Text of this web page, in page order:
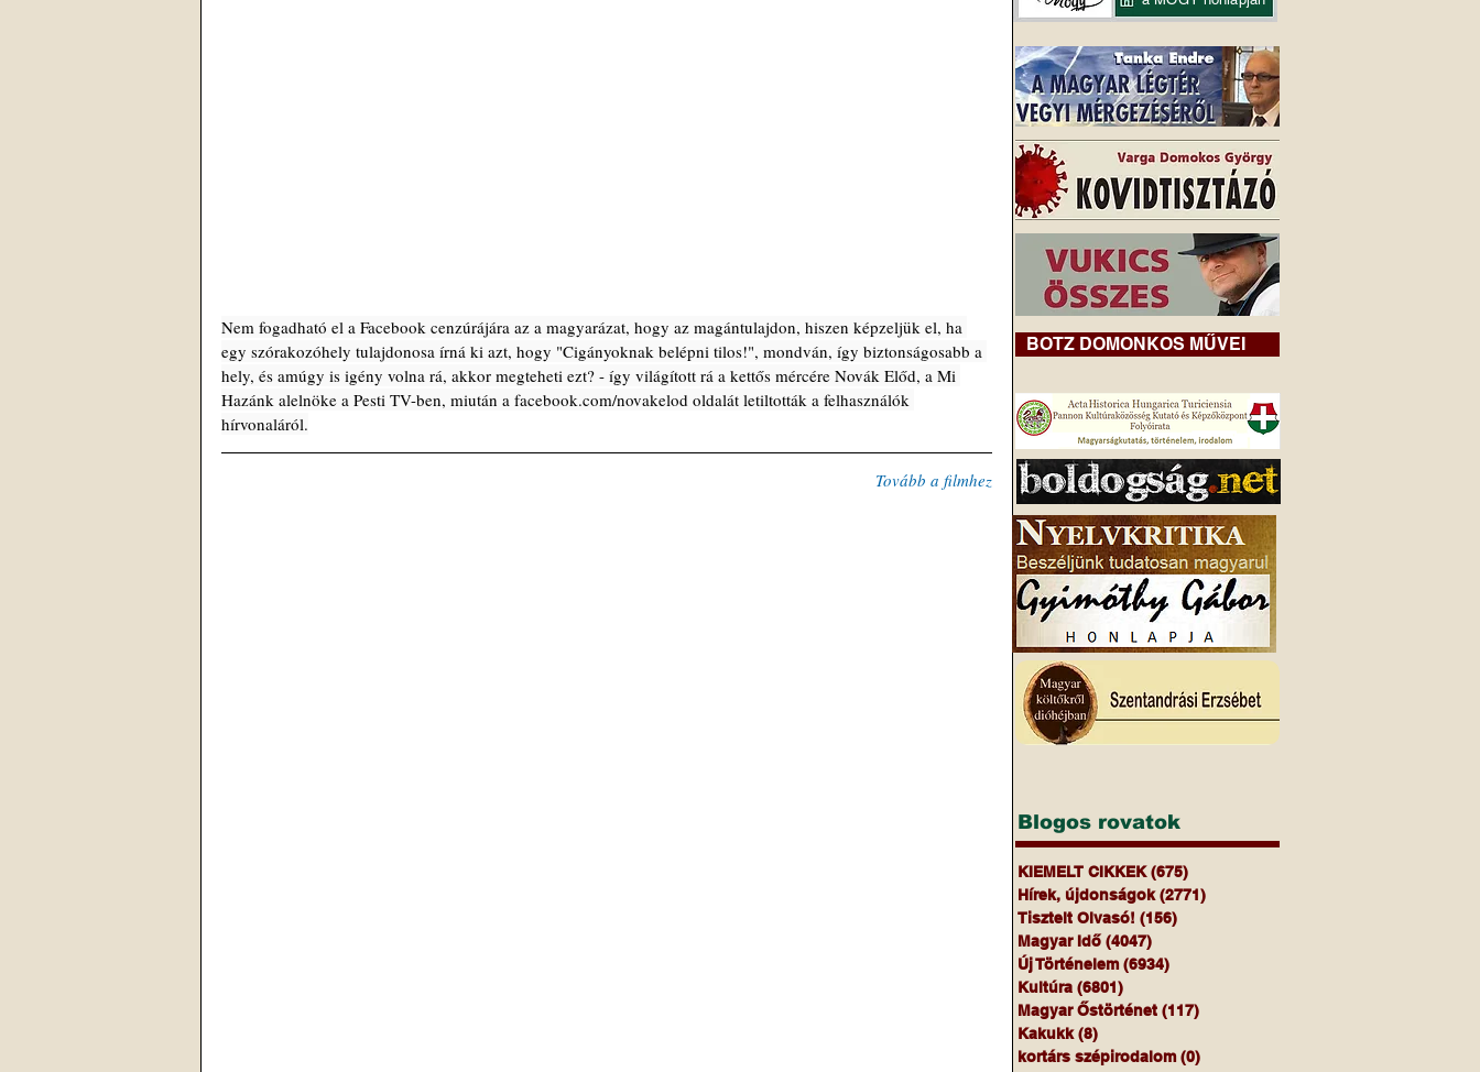
Nem fogadható el a Facebook cenzúrájára az a magyarázat, hogy az magántulajdon, hiszen képzeljük el, ha
egy szórakozóhely tulajdonosa írná ki azt, hogy "Cigányoknak belépni tilos!", mondván, így biztonságosabb a
hely, és amúgy is igény volna rá, akkor megteheti ezt? - így világított rá a kettős mércére Novák Előd, a Mi
Hazánk alelnöke a Pesti TV-ben, miután a facebook.com/novakelod oldalát letiltották a felhasználók
hírvonaláról.
Tovább a filmhez
BOTZ DOMONKOS MŰVEI
Blogos rovatok
KIEMELT CIKKEK (675)
Hírek, újdonságok (2771)
Tisztelt Olvasó! (156)
Magyar Idő (4047)
Új Történelem (6934)
Kultúra (6801)
Magyar Őstörténet (117)
Kakukk (8)
kortárs szépirodalom (0)